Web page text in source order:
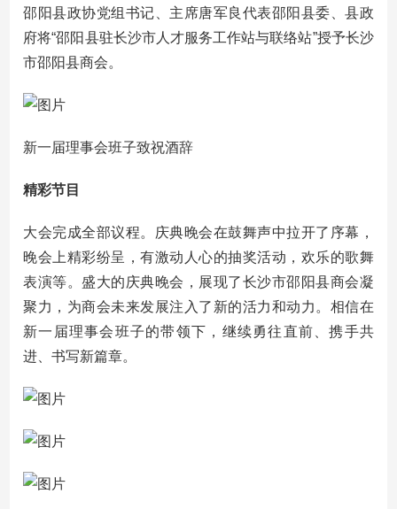
邵阳县政协党组书记、主席唐军良代表邵阳县委、县政
府将“邵阳县驻长沙市人才服务工作站与联络站”授予长沙
市邵阳县商会。
新一届理事会班子致祝酒辞
精彩节目
大会完成全部议程。庆典晚会在鼓舞声中拉开了序幕，
晚会上精彩纷呈，有激动人心的抽奖活动，欢乐的歌舞
表演等。盛大的庆典晚会，展现了长沙市邵阳县商会凝
聚力，为商会未来发展注入了新的活力和动力。相信在
新一届理事会班子的带领下，继续勇往直前、携手共
进、书写新篇章。